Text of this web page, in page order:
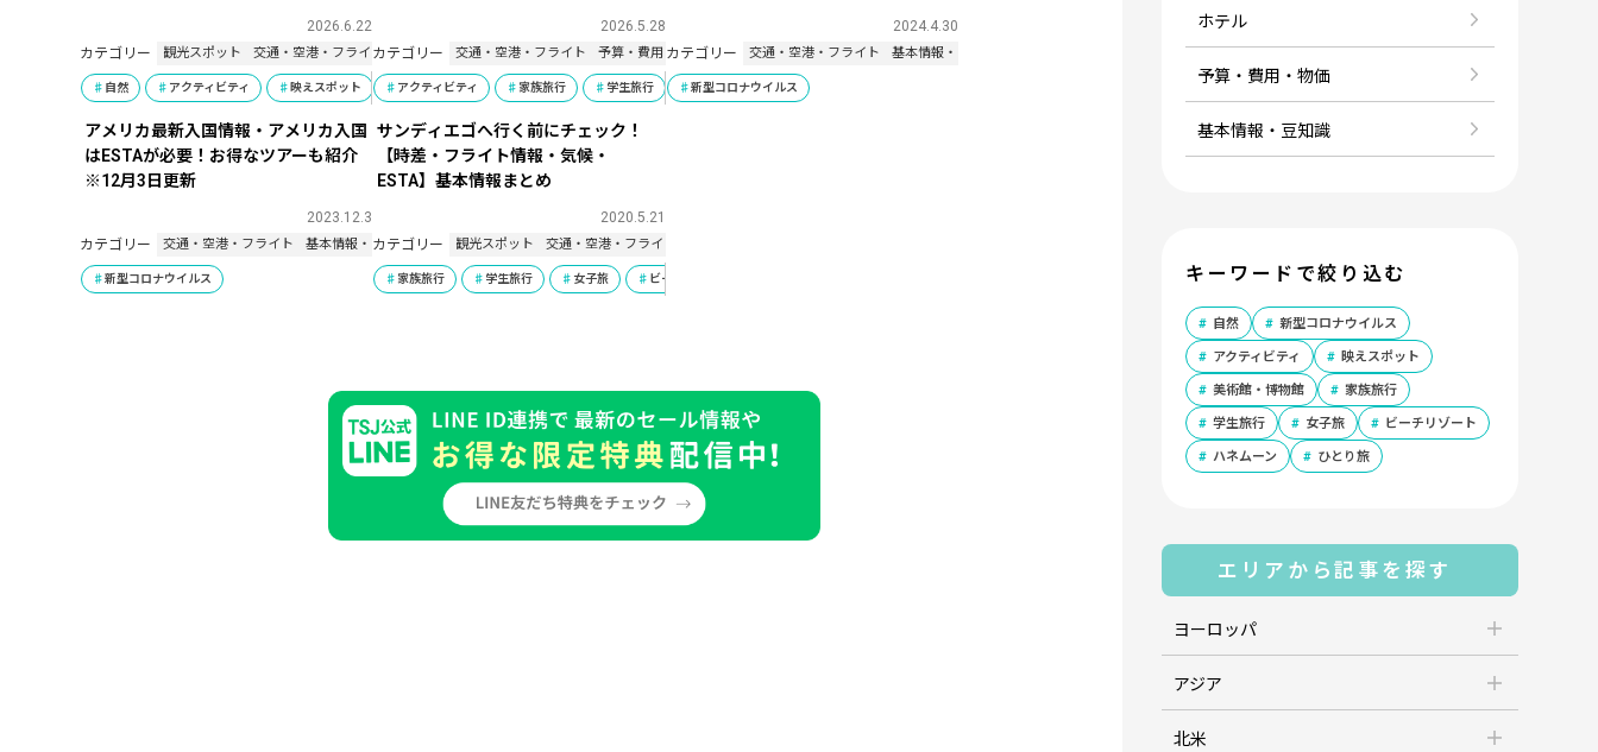
2026.6.22
カテゴリー
観光スポット 交通・空港・フライト ホテル 基本情報・豆知識
自然 アクティビティ 映えスポット 美術館・博物館 家族旅行 学生旅行 女子旅 ビーチリゾート
2026.5.28
カテゴリー
交通・空港・フライト 予算・費用・物価 基本情報・豆知識
アクティビティ 家族旅行 学生旅行 女子旅 ひとり旅
2024.4.30
カテゴリー
交通・空港・フライト 基本情報・豆知識
新型コロナウイルス
アメリカ最新入国情報・アメリカ入国
はESTAが必要！お得なツアーも紹介
※12月3日更新
2023.12.3
カテゴリー
交通・空港・フライト 基本情報・豆知識
新型コロナウイルス
サンディエゴへ行く前にチェック！
【時差・フライト情報・気候・
ESTA】基本情報まとめ
2020.5.21
カテゴリー
観光スポット 交通・空港・フライト
家族旅行 学生旅行 女子旅 ビーチリゾート
ホテル
予算・費用・物価
基本情報・豆知識
キーワードで絞り込む
自然 新型コロナウイルス
アクティビティ 映えスポット
美術館・博物館 家族旅行
学生旅行 女子旅 ビーチリゾート
ハネムーン ひとり旅
エリアから記事を探す
ヨーロッパ
アジア
北米